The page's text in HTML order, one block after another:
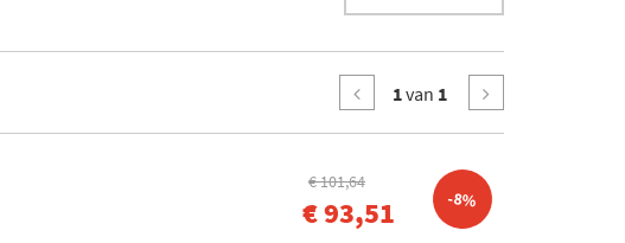
1van 1
€ 101,64
€ 93,51 -8%